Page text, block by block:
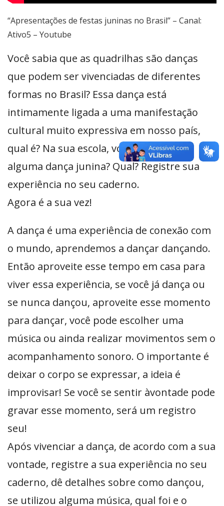
“Apresentações de festas juninas no Brasil” – Canal:
Ativo5 – Youtube
Você sabia que as quadrilhas são danças
que podem ser vivenciadas de diferentes
formas no Brasil? Essa dança está
intimamente ligada a uma manifestação
cultural muito expressiva em nosso país,
qual é? Na sua escola, você já vivenciou
alguma dança junina? Qual? Registre sua
experiência no seu caderno.
Agora é a sua vez!
A dança é uma experiência de conexão com
o mundo, aprendemos a dançar dançando.
Então aproveite esse tempo em casa para
viver essa experiência, se você já dança ou
se nunca dançou, aproveite esse momento
para dançar, você pode escolher uma
música ou ainda realizar movimentos sem o
acompanhamento sonoro. O importante é
deixar o corpo se expressar, a ideia é
improvisar! Se você se sentir àvontade pode
gravar esse momento, será um registro
seu!
Após vivenciar a dança, de acordo com a sua
vontade, registre a sua experiência no seu
caderno, dê detalhes sobre como dançou,
se utilizou alguma música, qual foi e o